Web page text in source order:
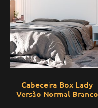
Cabeceira Box Lady
Versão Normal Branco